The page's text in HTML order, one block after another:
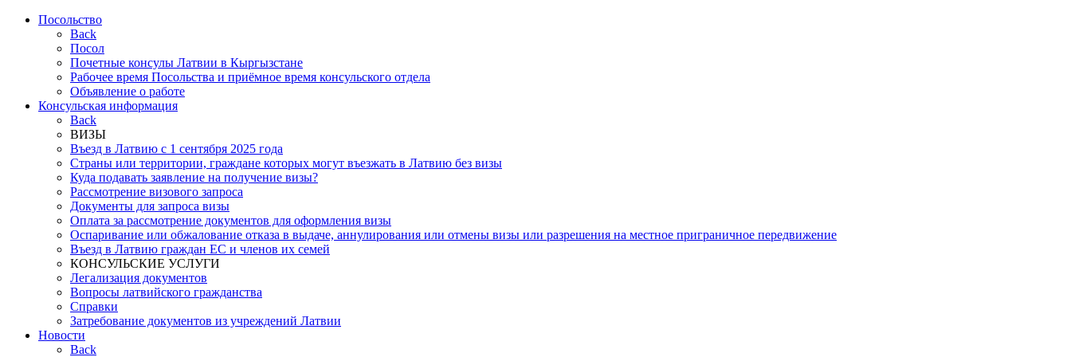
Посольствo
Back
Посол
Почетные консулы Латвии в Кыргызстане
Рабочее время Посольства и приёмное время консульского отдела
Объявление о работе
Консульская информация
Back
ВИЗЫ
Въезд в Латвию с 1 сентября 2025 года
Страны или территории, граждане которых могут въезжать в Латвию без визы
Куда подавать заявление на получение визы?
Рассмотрение визового запроса
Документы для запроса визы
Оплата за рассмотрение документов для оформления визы
Оспаривание или обжалование отказа в выдаче, аннулирования или отмены визы или разрешения на местное приграничное передвижение
Въезд в Латвию граждан ЕС и членов их семей
КОНСУЛЬСКИЕ УСЛУГИ
Легализация документов
Вопросы латвийского гражданства
Справки
Затребование документов из учреждений Латвии
Новости
Back